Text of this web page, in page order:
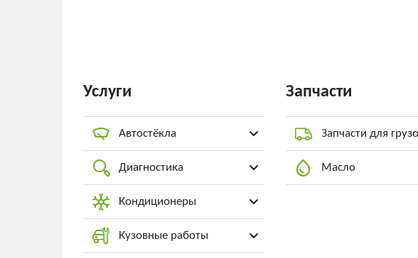
Услуги
Автостёкла
Диагностика
Кондиционеры
Кузовные работы
Запчасти
Запчасти для
Масло